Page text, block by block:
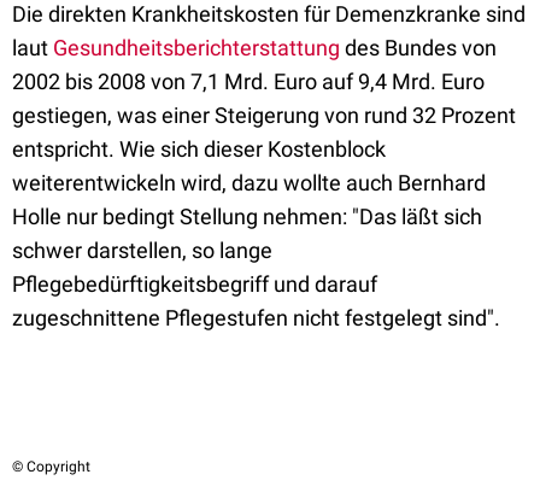
Die direkten Krankheitskosten für Demenzkranke sind
laut Gesundheitsberichterstattung des Bundes von
2002 bis 2008 von 7,1 Mrd. Euro auf 9,4 Mrd. Euro
gestiegen, was einer Steigerung von rund 32 Prozent
entspricht. Wie sich dieser Kostenblock
weiterentwickeln wird, dazu wollte auch Bernhard
Holle nur bedingt Stellung nehmen: "Das läßt sich
schwer darstellen, so lange
Pflegebedürftigkeitsbegriff und darauf
zugeschnittene Pflegestufen nicht festgelegt sind".
© Copyright